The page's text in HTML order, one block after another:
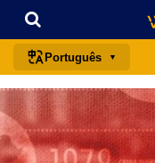
Português
português (BR)
english
español